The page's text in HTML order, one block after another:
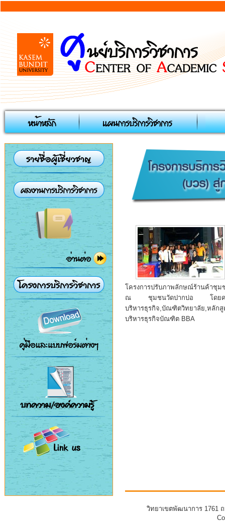
โครงการปรับภาพลักษณ์ร้านค้าชุม
ณ ชุมชนวัดปากบ่อ โดย
บริหารธุรกิจ,บัณฑิตวิทยาลัย,หลักสู
บริหารธุรกิจบัณฑิต BBA
วิทยาเขตพัฒนาการ 1761